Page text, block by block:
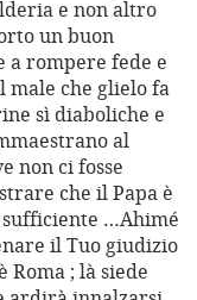
e non altro
un buon
rompere fede e
male che glielo fa
sì diaboliche e
al
non ci fosse
che il Papa è
sufficiente …Ahimé
il Tuo giudizio
Roma ; là siede